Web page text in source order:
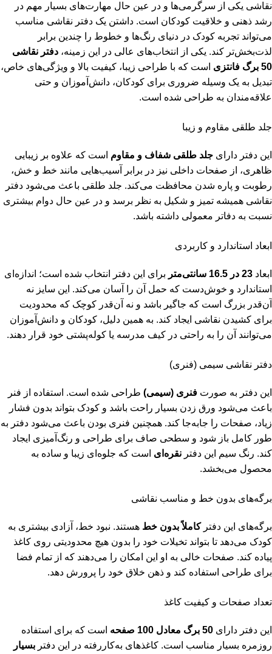
نقاشی یکی از سرگرمی‌ها و در عین حال مهارت‌های بسیار مهم در
رشد ذهنی و خلاقیت کودکان است. داشتن یک دفتر نقاشی مناسب
می‌تواند تجربه کودک در دنیای رنگ‌ها و خطوط را چندین برابر
لذت‌بخش‌تر کند. یکی از انتخاب‌های عالی در این زمینه، دفتر نقاشی
50 برگ فانتزی
است که با طراحی زیبا، کیفیت بالا و ویژگی‌های خاص،
تبدیل به یک وسیله ضروری برای کودکان، دانش‌آموزان و حتی
علاقه‌مندان به طراحی شده است.
جلد طلقی مقاوم و زیبا
این دفتر دارای جلد طلقی شفاف و مقاوم است که علاوه بر زیبایی
ظاهری، از صفحات داخلی نیز در برابر آسیب‌هایی مانند خط و خش،
رطوبت و پاره شدن محافظت می‌کند. جلد طلقی باعث می‌شود دفتر
نقاشی همیشه تمیز و شکیل به نظر برسد و در عین حال دوام بیشتری
نسبت به دفاتر معمولی داشته باشد.
ابعاد استاندارد و کاربردی
ابعاد 23 در 16.5 سانتی‌متر
برای این دفتر انتخاب شده است؛ اندازه‌ای
استاندارد و خوش‌دست که حمل آن را آسان می‌کند. این سایز نه
آن‌قدر بزرگ است که جاگیر باشد و نه آن‌قدر کوچک که محدودیت
برای کشیدن نقاشی ایجاد کند. به همین دلیل، کودکان و دانش‌آموزان
می‌توانند آن را به راحتی در کیف مدرسه یا کوله‌پشتی خود قرار دهند.
دفتر نقاشی سیمی (فنری)
این دفتر به صورت فنری (سیمی) طراحی شده است. استفاده از فنر
باعث می‌شود ورق زدن بسیار راحت باشد و کودک بتواند بدون فشار
زیاد، صفحات را جا‌به‌جا کند. همچنین فنری بودن باعث می‌شود دفتر به
طور کامل باز شود و سطحی صاف برای طراحی و رنگ‌آمیزی ایجاد
کند. رنگ سیم این دفتر نقره‌ای است که جلوه‌ای زیبا و ساده به
محصول می‌بخشد.
برگه‌های بدون خط و مناسب نقاشی
برگه‌های این دفترکاملاً بدون خط هستند. نبود خط، آزادی بیشتری به
کودک می‌دهد تا بتواند تخیلات خود را بدون هیچ محدودیتی روی کاغذ
پیاده کند. صفحات خالی به او این امکان را می‌دهند که از تمام فضا
برای طراحی استفاده کند و ذهن خلاق خود را پرورش دهد.
تعداد صفحات و کیفیت کاغذ
این دفتر دارای 50 برگ معادل 100 صفحه
است که برای استفاده
روزمره بسیار مناسب است. کاغذهای به‌کاررفته در این دفتر بسیار